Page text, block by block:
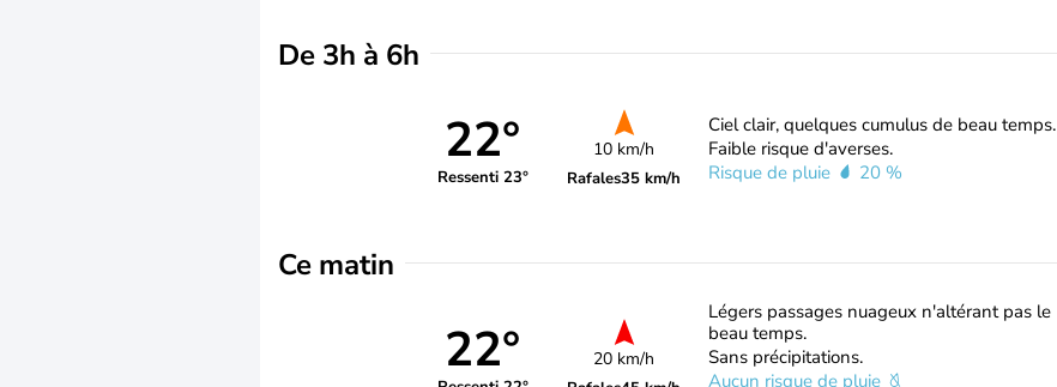
De 3h à 6h
22°
Ressenti 23°
10 km/h
Rafales35 km/h
Ciel clair, quelques cumulus de beau temps.
Faible risque d'averses.
Risque de pluie
20 %
Ce matin
22° 20 km/h
Légers passages nuageux n'altérant pas le
beau temps.
Sans précipitations.
Aucun risque de pluie